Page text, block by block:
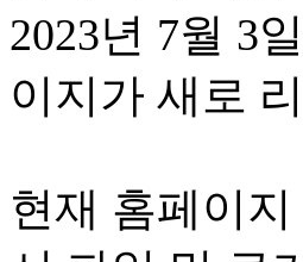
2023년 7월 3
이지가 새로
현재 홈페이